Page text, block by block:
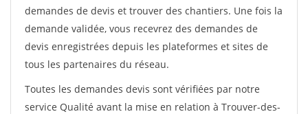
demandes de devis et trouver des chantiers. Une fois la
demande validée, vous recevrez des demandes de
devis enregistrées depuis les plateformes et sites de
tous les partenaires du réseau.
Toutes les demandes devis sont vérifiées par notre
service Qualité avant la mise en relation à Trouver-des-